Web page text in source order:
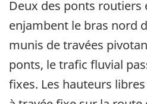
Deux des ponts routiers
enjambent le bras nord
munis de travées
ponts, le trafic fluvial
fixes. Les hauteurs